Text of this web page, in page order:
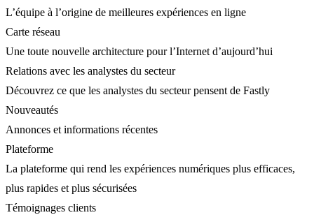
L’équipe à l’origine de meilleures expériences en ligne
Carte réseau
Une toute nouvelle architecture pour l’Internet d’aujourd’hui
Relations avec les analystes du secteur
Découvrez ce que les analystes du secteur pensent de Fastly
Nouveautés
Annonces et informations récentes
Plateforme
La plateforme qui rend les expériences numériques plus efficaces,
plus rapides et plus sécurisées
Témoignages clients